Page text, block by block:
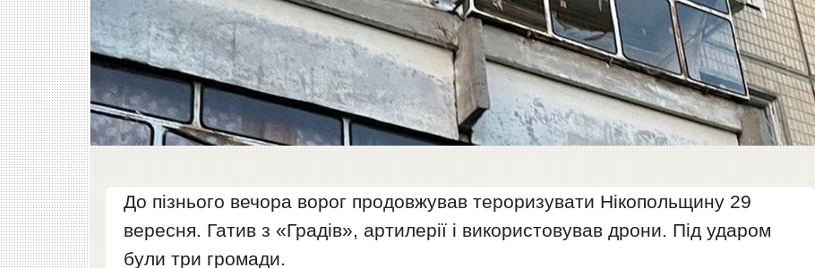
До пізнього вечора ворог продовжував тероризувати Нікопольщину 29
вересня. Гатив з «Градів», артилерії і використовував дрони. Під ударом
були три громади.